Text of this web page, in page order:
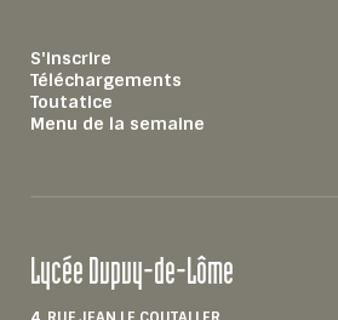
S'inscrire
Téléchargements
Toutatice
Menu de la semaine
Lycée Dupuy-de-Lôme